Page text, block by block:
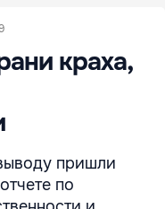
краха,
пришли
по